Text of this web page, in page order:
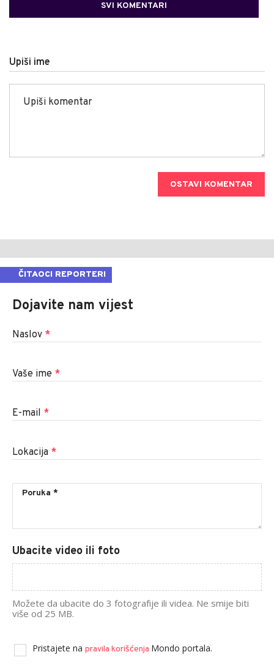
SVI KOMENTARI
Upiši ime
OSTAVI KOMENTAR
ČITAOCI REPORTERI
Dojavite nam vijest
Naslov *
Vaše ime *
E-mail *
Lokacija *
Ubacite video ili foto
Možete da ubacite do 3 fotografije ili videa. Ne smije biti
više od 25 MB.
Pristajete na pravila korišćenja Mondo portala.